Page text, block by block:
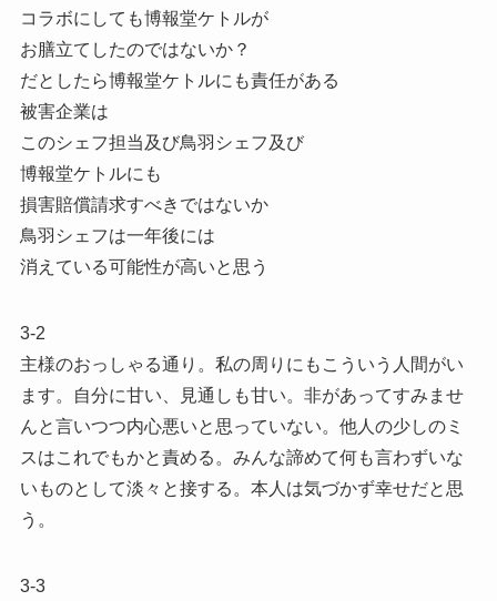
コラボにしても博報堂ケトルが
お膳立てしたのではないか？
だとしたら博報堂ケトルにも責任がある
被害企業は
このシェフ担当及び鳥羽シェフ及び
博報堂ケトルにも
損害賠償請求すべきではないか
鳥羽シェフは一年後には
消えている可能性が高いと思う
3-2
主様のおっしゃる通り。私の周りにもこういう人間がい
ます。自分に甘い、見通しも甘い。非があってすみませ
んと言いつつ内心悪いと思っていない。他人の少しのミ
スはこれでもかと責める。みんな諦めて何も言わずいな
いものとして淡々と接する。本人は気づかず幸せだと思
う。
3-3